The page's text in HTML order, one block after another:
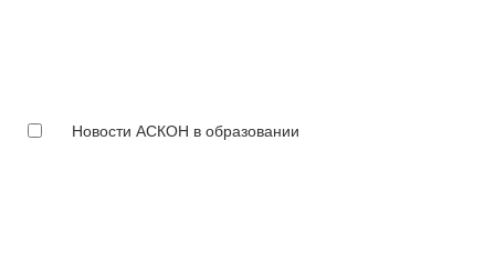
Новости АСКОН в образовании